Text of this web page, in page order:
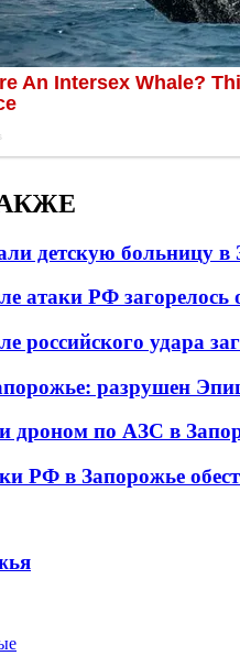
детскую больницу в
атаки РФ загорелось
российского удара
разрушен
дроном по АЗС в
РФ в Запорожье